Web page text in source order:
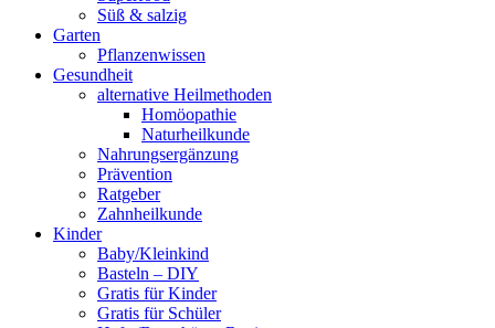
Süß & salzig
Garten
Pflanzenwissen
Gesundheit
alternative Heilmethoden
Homöopathie
Naturheilkunde
Nahrungsergänzung
Prävention
Ratgeber
Zahnheilkunde
Kinder
Baby/Kleinkind
Basteln – DIY
Gratis für Kinder
Gratis für Schüler